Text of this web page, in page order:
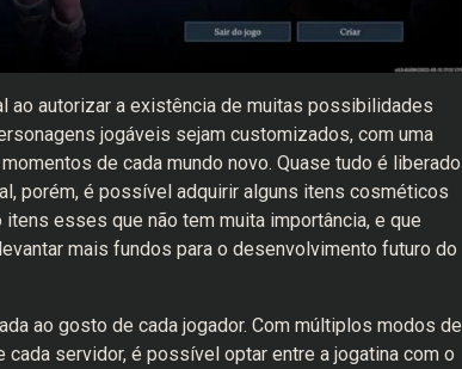
ao autorizar a existência de muitas possibilidades
jogáveis sejam customizados, com uma
de cada mundo novo. Quase tudo é liberado
porém, é possível adquirir alguns itens cosméticos
esses que não tem muita importância, e que
mais fundos para o desenvolvimento futuro do
ao gosto de cada jogador. Com múltiplos modos de
servidor, é possível optar entre a jogatina com o